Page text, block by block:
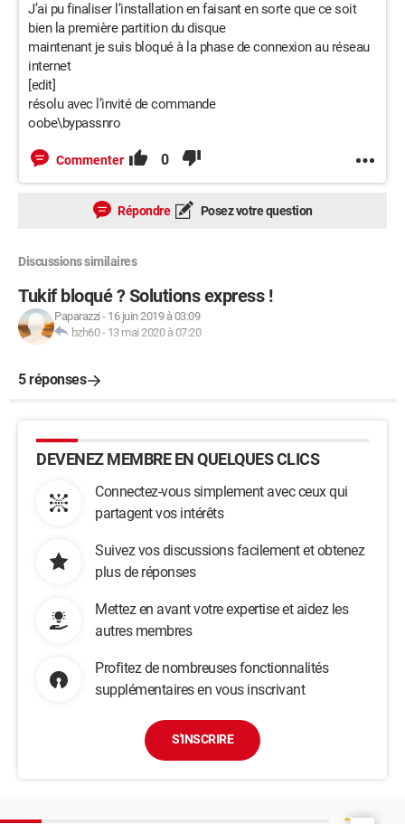
J’ai pu finaliser l’installation en faisant en sorte que ce soit
bien la première partition du disque
maintenant je suis bloqué à la phase de connexion au réseau
internet
[edit]
résolu avec l’invité de commande
oobe\bypassnro
Commenter 0
Répondre Posez votre question
Discussions similaires
Tukif bloqué ? Solutions express !
Paparazzi - 16 juin 2019 à 03:09
bzh60- 13 mai 2020 à 07:20
5 réponses
DEVENEZ MEMBRE EN QUELQUES CLICS
Connectez-vous simplement avec ceux qui
partagent vos intérêts
Suivez vos discussions facilement et obtenez
plus de réponses
Mettez en avant votre expertise et aidez les
autres membres
Profitez de nombreuses fonctionnalités
supplémentaires en vous inscrivant
S'INSCRIRE